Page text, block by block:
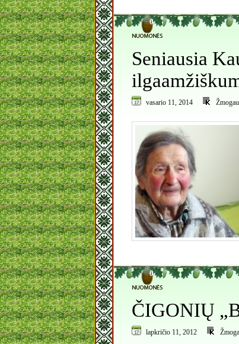
0
Seniausia
vasario 11, 2014
0
ČIGONIŲ
lapkričio 11, 2012